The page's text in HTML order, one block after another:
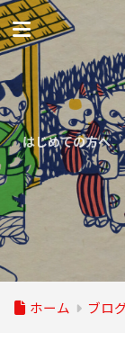
はじめての方へ
ホーム ブロ